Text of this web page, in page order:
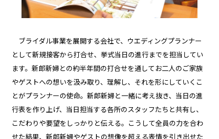
ブライダル事業を展開する会社で、ウエディングプランナー
として新規接客から打合せ、挙式当日の進行までを担当してい
ます。新郎新婦との約半年間の打合せを通してお二人のご家族
やゲストへの想いを汲み取り、理解し、それを形にしていくこ
とがプランナーの使命。新郎新婦と一緒に考え抜き、当日の進
行表を作り上げ、当日担当する各所のスタッフたちと共有し、
こだわりや要望をしっかりと伝える。こうして全員の力を合わ
せた結果、新郎新婦やゲストの想像を超える表情を引き出せた